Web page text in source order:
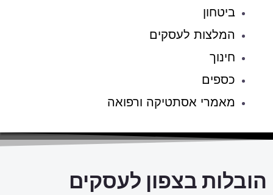
ביטחון
המלצות לעסקים
חינוך
כספים
מאמרי אסתטיקה ורפואה
הובלות בצפון לעסקים